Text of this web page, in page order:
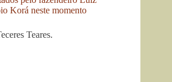
Korá neste momento
Teares.